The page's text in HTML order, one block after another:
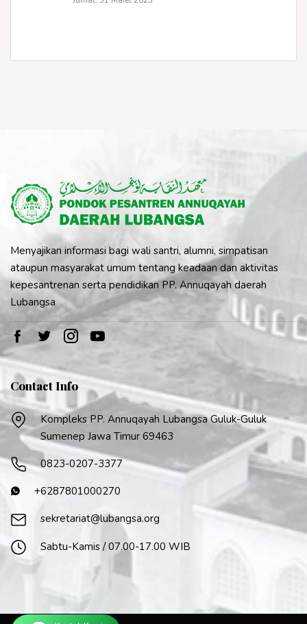
Menyajikan informasi bagi wali santri, alumni, simpatisan
ataupun masyarakat umum tentang keadaan dan aktivitas
kepesantrenan serta pendidikan PP. Annuqayah daerah
Lubangsa
Contact Info
Kompleks PP. Annuqayah Lubangsa Guluk-Guluk
Sumenep Jawa Timur 69463
0823-0207-3377
+6287801000270
sekretariat@lubangsa.org
Sabtu-Kamis / 07.00-17.00 WIB